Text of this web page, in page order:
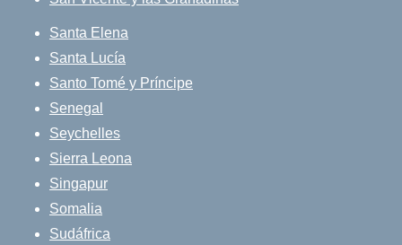
Santa Elena
Santa Lucía
Santo Tomé y Príncipe
Senegal
Seychelles
Sierra Leona
Singapur
Somalia
Sudáfrica